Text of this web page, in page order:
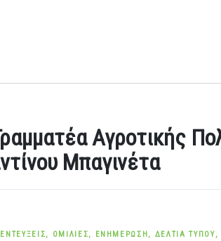
Αγροτικής
Μπαγινέτα
, ΟΜΙΛΊΕΣ, ΕΝΗΜΈΡΩΣΗ, ΔΕΛΤΊΑ ΤΎΠΟΥ,